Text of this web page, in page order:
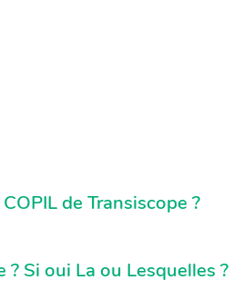
de Transiscope ?
Si oui La ou Lesquelles ?